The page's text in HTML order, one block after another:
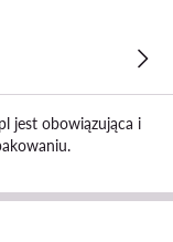
jest obowiązująca i